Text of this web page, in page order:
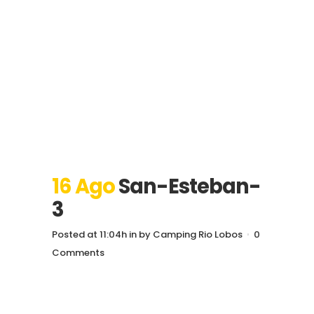
16 AgoSan-Esteban-
3
Posted at 11:04h in by Camping Rio Lobos
0
Comments